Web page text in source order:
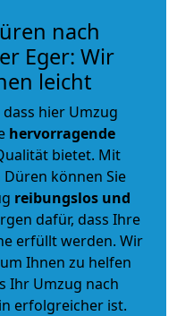
nach
Eger: Wir
leicht
hier Umzug
hervorragende
bietet. Mit
können Sie
reibungslos und
dafür, dass Ihre
erfüllt werden. Wir
Ihnen zu helfen
Ihr Umzug nach
erfolgreicher ist.